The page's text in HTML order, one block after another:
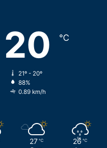
20 ℃
21º - 20º
88%
0.89 km/h
27 ℃ 26 ℃